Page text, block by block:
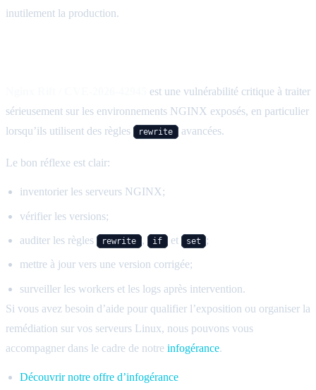
inutilement la production.
est une vulnérabilité critique à traiter
sérieusement sur les environnements NGINX exposés, en particulier
lorsqu’ils utilisent des règles
rewrite avancées.
Le bon réflexe est clair:
inventorier les serveurs NGINX;
vérifier les versions;
auditer les règles rewrite , if et set ;
mettre à jour vers une version corrigée;
surveiller les workers et les logs après intervention.
Si vous avez besoin d’aide pour qualifier l’exposition ou organiser la
remédiation sur vos serveurs Linux, nous pouvons vous
accompagner dans le cadre de notre infogérance.
Découvrir notre offre d’infogérance